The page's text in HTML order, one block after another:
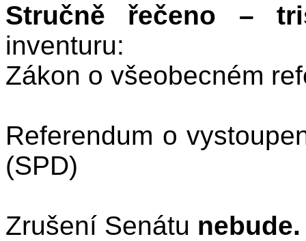
Stručně řečeno –
inventuru:
Zákon o všeobecném
Referendum o
(SPD)
Zrušení Senátu